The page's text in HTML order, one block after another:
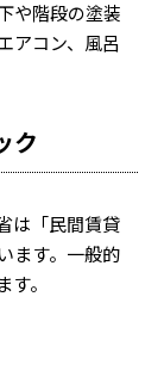
や階段の塗装
アコン、風呂
ク
は「民間賃貸
ます。一般的
。